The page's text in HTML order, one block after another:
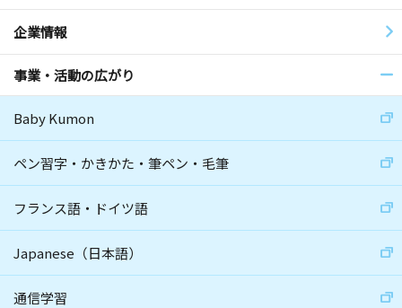
企業情報
事業・活動の広がり
Baby Kumon
ペン習字・かきかた・筆ペン・毛筆
フランス語・ドイツ語
Japanese（日本語）
通信学習